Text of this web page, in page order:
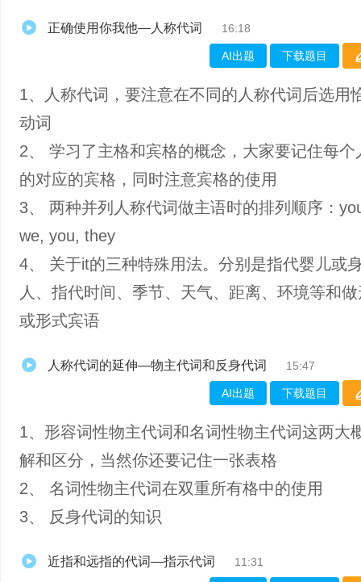
正确使用你我他—人称代词 16:18
AI出题 下载题目
1、人称代词，要注意在不同的人称代词后选用
动词
2、 学习了主格和宾格的概念，大家要记住每个
的对应的宾格，同时注意宾格的使用
3、 两种并列人称代词做主语时的排列顺序：
we, you, they
4、 关于it的三种特殊用法。分别是指代婴儿或
人、指代时间、季节、天气、距离、环境等和
或形式宾语
人称代词的延伸—物主代词和反身代词 15:47
AI出题 下载题目
1、形容词性物主代词和名词性物主代词这两大
解和区分，当然你还要记住一张表格
2、 名词性物主代词在双重所有格中的使用
3、 反身代词的知识
近指和远指的代词—指示代词 11:31